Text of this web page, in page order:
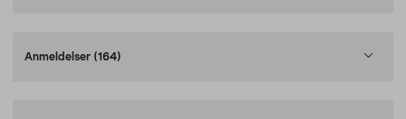
Anmeldelser (164)